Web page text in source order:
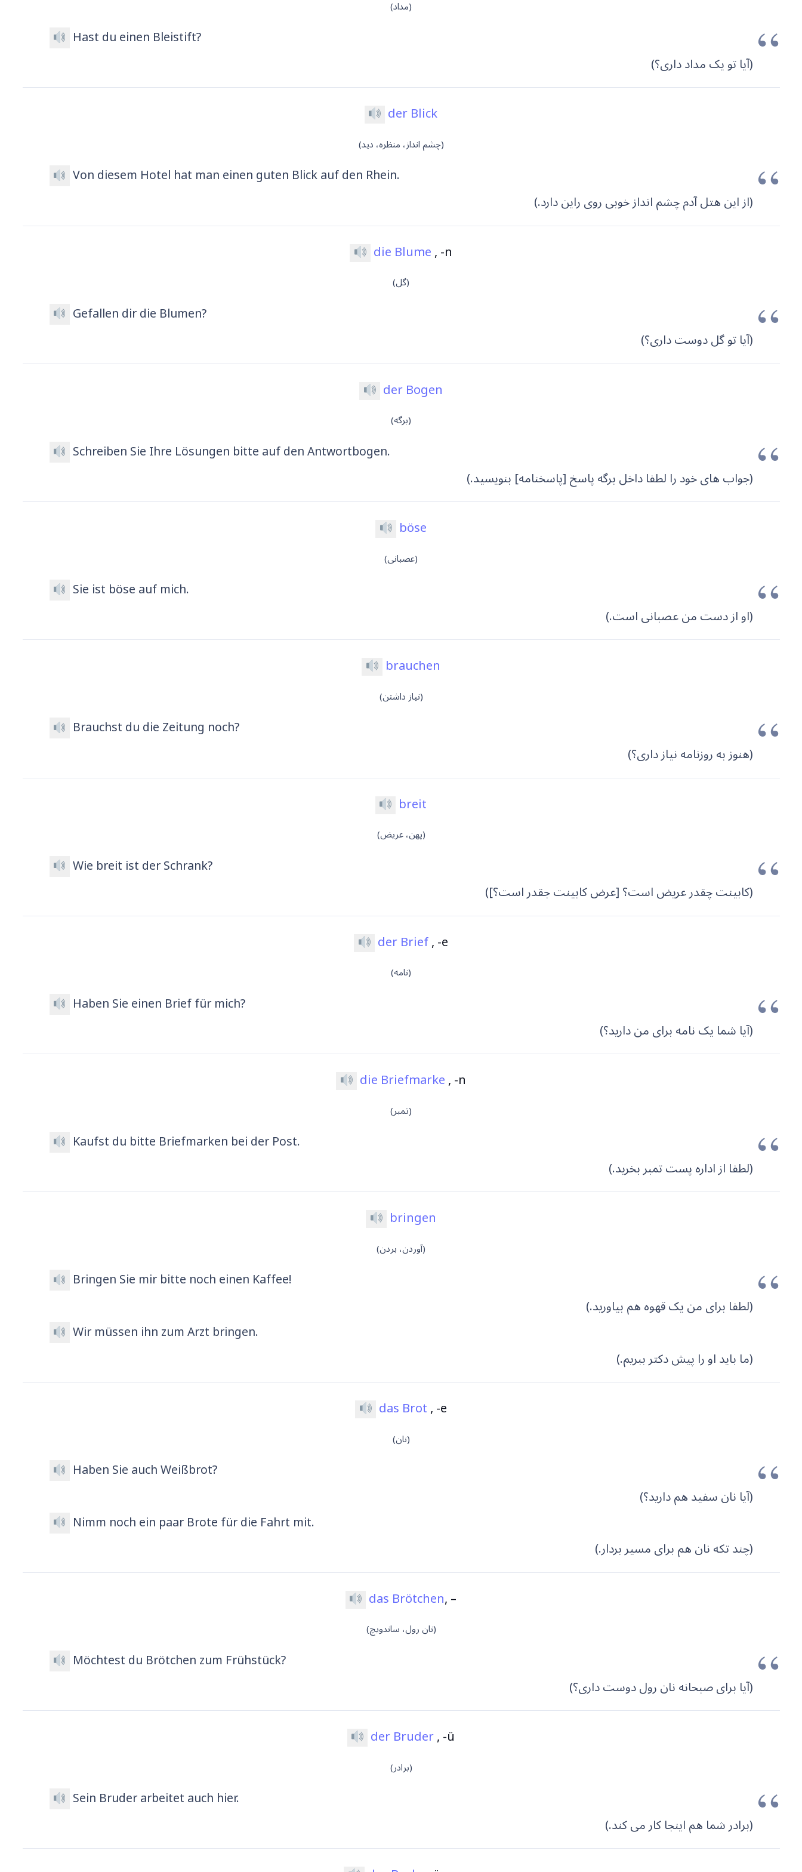
(مداد)
Hast du einen Bleistift?
(آیا تو یک مداد داری؟)
der Blick
(چشم انداز، منظره، دید)
Von diesem Hotel hat man einen guten Blick auf den Rhein.
(از این هتل آدم چشم انداز خوبی روی راین دارد.)
die Blume, -n
(گل)
Gefallen dir die Blumen?
(آیا تو گل دوست داری؟)
der Bogen
(برگه)
Schreiben Sie Ihre Lösungen bitte auf den Antwortbogen.
(جواب های خود را لطفا داخل برگه پاسخ [پاسخنامه] بنویسید.)
böse
(عصبانی)
Sie ist böse auf mich.
(او از دست من عصبانی است.)
brauchen
(نیاز داشتن)
Brauchst du die Zeitung noch?
(هنوز به روزنامه نیاز داری؟)
breit
(پهن، عریض)
Wie breit ist der Schrank?
(کابینت چقدر عریض است؟ [عرض کابینت جقدر است؟])
der Brief, -e
(نامه)
Haben Sie einen Brief für mich?
(آیا شما یک نامه برای من دارید؟)
die Briefmarke, -n
(تمبر)
Kaufst du bitte Briefmarken bei der Post.
(لطفا از اداره پست تمبر بخرید.)
bringen
(آوردن، بردن)
Bringen Sie mir bitte noch einen Kaffee!
(لطفا برای من یک قهوه هم بیاورید.)
Wir müssen ihn zum Arzt bringen.
(ما باید او را پیش دکتر ببریم.)
das Brot, -e
(نان)
Haben Sie auch Weißbrot?
(آیا نان سفید هم دارید؟)
Nimm noch ein paar Brote für die Fahrt mit.
(چند تکه نان هم برای مسیر بردار.)
das Brötchen, –
(نان رول، ساندویچ)
Möchtest du Brötchen zum Frühstück?
(آیا برای صبحانه نان رول دوست داری؟)
der Bruder, -ü
(برادر)
Sein Bruder arbeitet auch hier.
(برادر شما هم اینجا کار می کند.)